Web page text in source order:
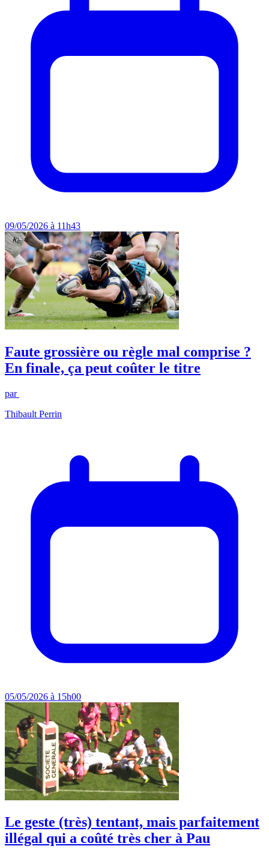
09/05/2026 à 11h43
Faute grossière ou règle mal comprise ?
En finale, ça peut coûter le titre
par
Thibault Perrin
05/05/2026 à 15h00
Le geste (très) tentant, mais parfaitement
illégal qui a coûté très cher à Pau